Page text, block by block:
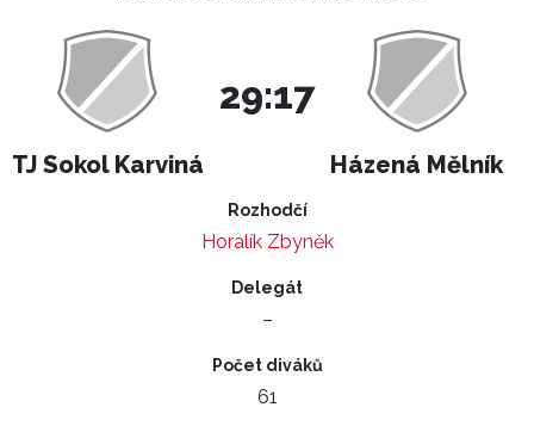
TJ Sokol Karviná
29:17
Házená Mělník
Rozhodčí
Horalík Zbyněk
Delegát
–
Počet diváků
61